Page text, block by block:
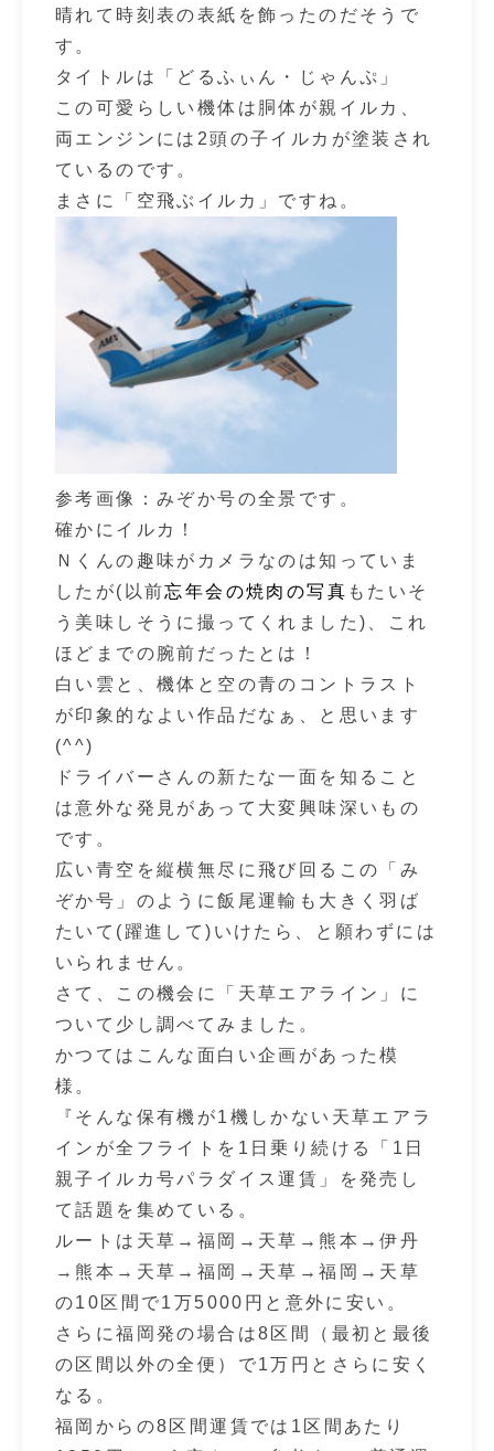
晴れて時刻表の表紙を飾ったのだそうで
す。
タイトルは「どるふぃん・じゃんぷ」
この可愛らしい機体は胴体が親イルカ、
両エンジンには2頭の子イルカが塗装され
ているのです。
まさに「空飛ぶイルカ」ですね。
参考画像：みぞか号の全景です。
確かにイルカ！
Ｎくんの趣味がカメラなのは知っていま
したが(以前忘年会の焼肉の写真 もたいそ
う美味しそうに撮ってくれました)、これ
ほどまでの腕前だったとは！
白い雲と、機体と空の青のコントラスト
が印象的なよい作品だなぁ、と思います
(^^)
ドライバーさんの新たな一面を知ること
は意外な発見があって大変興味深いもの
です。
広い青空を縦横無尽に飛び回るこの「み
ぞか号」のように飯尾運輸も大きく羽ば
たいて(躍進して)いけたら、と願わずには
いられません。
さて、この機会に「天草エアライン」に
ついて少し調べてみました。
かつてはこんな面白い企画があった模
様。
『そんな保有機が1機しかない天草エアラ
インが全フライトを1日乗り続ける「1日
親子イルカ号パラダイス運賃」を発売し
て話題を集めている。
ルートは天草→福岡→天草→熊本→伊丹
→熊本→天草→福岡→天草→福岡→天草
の10区間で1万5000円と意外に安い。
さらに福岡発の場合は8区間（最初と最後
の区間以外の全便）で1万円とさらに安く
なる。
福岡からの8区間運賃では1区間あたり